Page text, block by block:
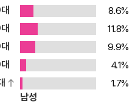
8.6%
11.8%
9.9%
4.1%
1.7%
남성